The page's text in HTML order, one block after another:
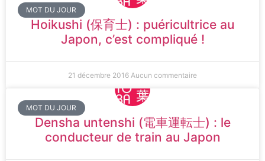
MOT DU JOUR
Hoikushi (保育士) : puéricultrice au
Japon, c’est compliqué !
21 décembre 2016 Aucun commentaire
MOT DU JOUR
Densha untenshi (電車運転士) : le
conducteur de train au Japon